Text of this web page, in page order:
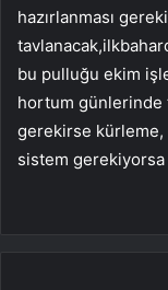
hazırlanması
bu pulluğu ekim
hortum günlerinde
gerekirse kürleme,
sistem gerekiyorsa